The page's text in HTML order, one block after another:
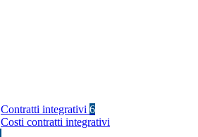
Contratti integrativi 6
Costi contratti integrativi